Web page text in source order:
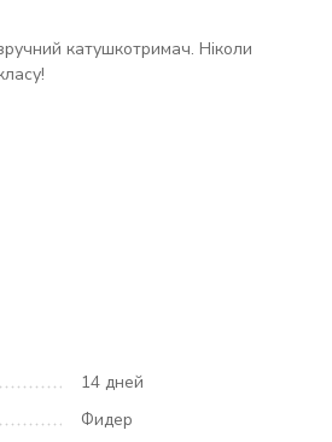
катушкотримач. Ніколи
14 дней
Фидер